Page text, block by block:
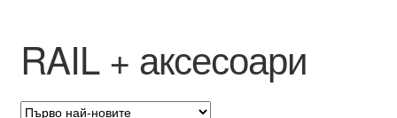
За нас
RAIL + аксесоари